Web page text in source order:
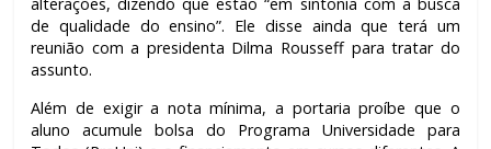
de qualidade do ensino”. Ele disse ainda que terá um
reunião com a presidenta Dilma Rousseff para tratar do
assunto.
Além de exigir a nota mínima, a portaria proíbe que o
aluno acumule bolsa do Programa Universidade para